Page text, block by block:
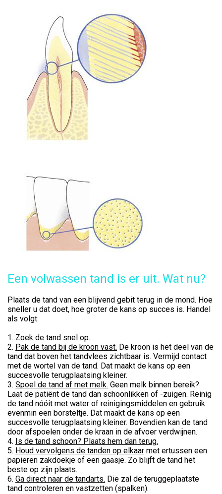
Een volwassen tand is er uit. Wat nu?
Plaats de tand van een blijvend gebit terug in de mond. Hoe
sneller u dat doet, hoe groter de kans op succes is. Handel
als volgt:
1. Zoek de tand snel op.
2. Pak de tand bij de kroon vast. De kroon is het deel van de
tand dat boven het tandvlees zichtbaar is. Vermijd contact
met de wortel van de tand. Dat maakt de kans op een
succesvolle terugplaatsing kleiner.
3. Spoel de tand af met melk. Geen melk binnen bereik?
Laat de patiënt de tand dan schoonlikken of -zuigen. Reinig
de tand nóóit met water of reinigingsmiddelen en gebruik
evenmin een borsteltje. Dat maakt de kans op een
succesvolle terugplaatsing kleiner. Bovendien kan de tand
door afspoelen onder de kraan in de afvoer verdwijnen.
4. Is de tand schoon? Plaats hem dan terug.
5. Houd vervolgens de tanden op elkaar met ertussen een
papieren zakdoekje of een gaasje. Zo blijft de tand het
beste op zijn plaats.
6. Ga direct naar de tandarts. Die zal de teruggeplaatste
tand controleren en vastzetten (spalken).